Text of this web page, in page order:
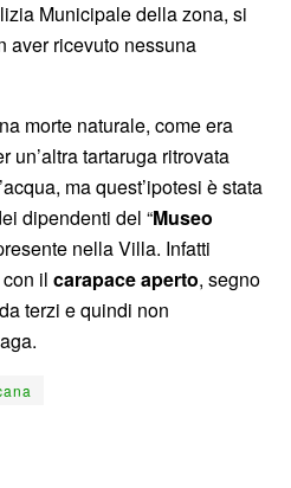
Municipale della zona, si
aver ricevuto nessuna
morte naturale, come era
un’altra tartaruga ritrovata
ma quest’ipotesi è stata
dipendenti del “Museo
nella Villa. Infatti
il carapace aperto, segno
terzi e quindi non